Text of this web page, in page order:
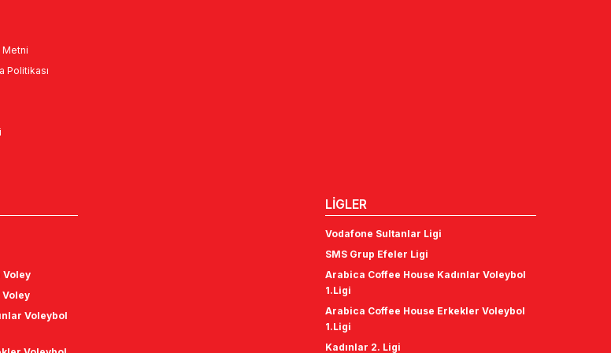
Metni
Politikası
Voley
Voley
Voleybol
LİGLER
Vodafone Sultanlar Ligi
SMS Grup Efeler Ligi
Arabica Coffee House Kadınlar Voleybol
1.Ligi
Arabica Coffee House Erkekler Voleybol
1.Ligi
Kadınlar 2. Ligi